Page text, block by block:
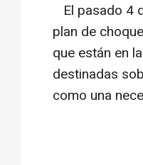
El pasado 4
plan de
que están en
destinadas
como una